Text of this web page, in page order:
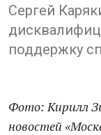
Сергей
поддержку
Фото:Кирилл
новостей